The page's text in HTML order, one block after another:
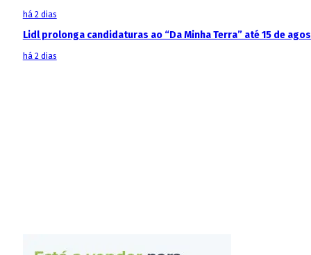
há 2 dias
Lidl prolonga candidaturas ao “Da Minha Terra” até 15 de
há 2 dias